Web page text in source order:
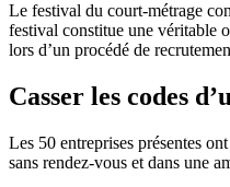
Le festival du court-métrage
festival constitue une véritable
lors d’un procédé de
Casser les codes
Les 50 entreprises présentes
sans rendez-vous et dans une